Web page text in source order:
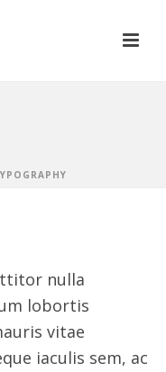
nulla
lobortis
vitae
iaculis sem, ac